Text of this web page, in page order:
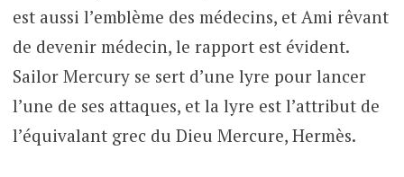
est aussi l’emblème des médecins, et Ami rêvant
de devenir médecin, le rapport est évident.
Sailor Mercury se sert d’une lyre pour lancer
l’une de ses attaques, et la lyre est l’attribut de
l’équivalant grec du Dieu Mercure, Hermès.